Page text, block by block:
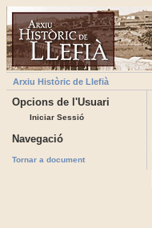
Arxiu Històric de Llefià
Opcions de l'Usuari
Iniciar Sessió
Navegació
Tornar a document